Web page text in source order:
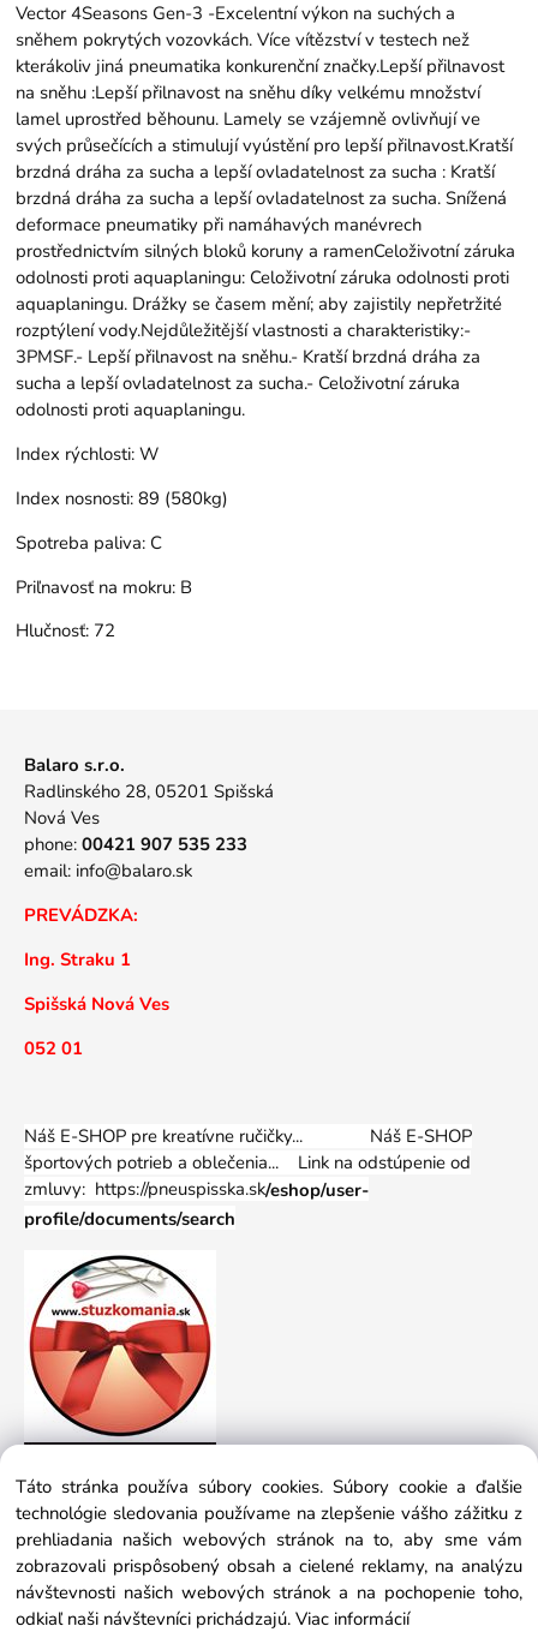
Vector 4Seasons Gen-3 -Excelentní výkon na suchých a
sněhem pokrytých vozovkách. Více vítězství v testech než
kterákoliv jiná pneumatika konkurenční značky.Lepší přilnavost
na sněhu :Lepší přilnavost na sněhu díky velkému množství
lamel uprostřed běhounu. Lamely se vzájemně ovlivňují ve
svých průsečících a stimulují vyústění pro lepší přilnavost.Kratší
brzdná dráha za sucha a lepší ovladatelnost za sucha : Kratší
brzdná dráha za sucha a lepší ovladatelnost za sucha. Snížená
deformace pneumatiky při namáhavých manévrech
prostřednictvím silných bloků koruny a ramenCeloživotní záruka
odolnosti proti aquaplaningu: Celoživotní záruka odolnosti proti
aquaplaningu. Drážky se časem mění; aby zajistily nepřetržité
rozptýlení vody.Nejdůležitější vlastnosti a charakteristiky:-
3PMSF.- Lepší přilnavost na sněhu.- Kratší brzdná dráha za
sucha a lepší ovladatelnost za sucha.- Celoživotní záruka
odolnosti proti aquaplaningu.
Index rýchlosti: W
Index nosnosti: 89 (580kg)
Spotreba paliva: C
Priľnavosť na mokru: B
Hlučnosť: 72
Balaro s.r.o.
Radlinského 28, 05201 Spišská
Nová Ves
phone: 00421 907 535 233
email: info@balaro.sk
PREVÁDZKA:
Ing. Straku 1
Spišská Nová Ves
052 01
Náš E-SHOP pre kreatívne ručičky... Náš E-SHOP
športových potrieb a oblečenia... Link na odstúpenie od
zmluvy: https://pneuspisska.sk/eshop/user-
profile/documents/search
Táto stránka používa súbory cookies. Súbory cookie a ďalšie
technológie sledovania používame na zlepšenie vášho zážitku z
prehliadania našich webových stránok na to, aby sme vám
zobrazovali prispôsobený obsah a cielené reklamy, na analýzu
návštevnosti našich webových stránok a na pochopenie toho,
odkiaľ naši návštevníci prichádzajú. Viac informácií